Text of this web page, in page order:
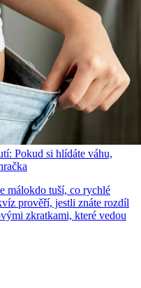
Pokud si hlídáte váhu,
málokdo tuší, co rychlé
prověří, jestli znáte rozdíl
zkratkami, které vedou